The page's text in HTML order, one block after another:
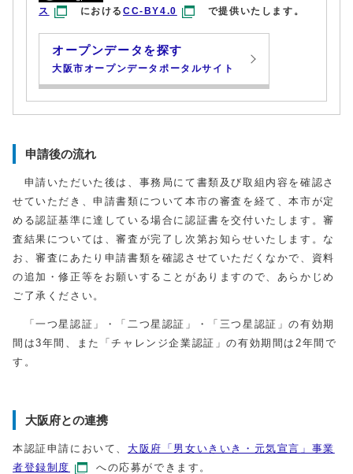
ス
におけるCC-BY4.0 で提供いたします。
オープンデータを探す
大阪市オープンデータポータルサイト
申請後の流れ
申請いただいた後は、事務局にて書類及び取組内容を確認さ
せていただき、申請書類について本市の審査を経て、本市が定
める認証基準に達している場合に認証書を交付いたします。審
査結果については、審査が完了し次第お知らせいたします。な
お、審査にあたり申請書類を確認させていただくなかで、資料
の追加・修正等をお願いすることがありますので、あらかじめ
ご了承ください。
「一つ星認証」・「二つ星認証」・「三つ星認証」の有効期
間は3年間、また「チャレンジ企業認証」の有効期間は2年間で
す。
大阪府との連携
本認証申請において、 大阪府「男女いきいき・元気宣言」事業
者登録制度
への応募ができます。